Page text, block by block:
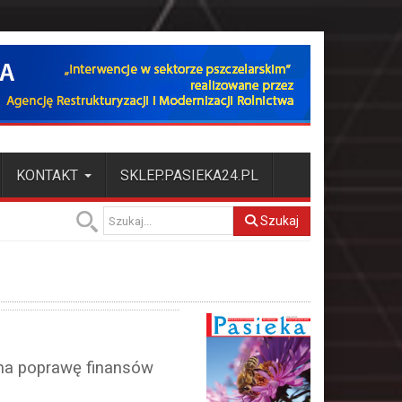
KONTAKT SKLEP.PASIEKA24.PL
Szukaj
poprawę finansów